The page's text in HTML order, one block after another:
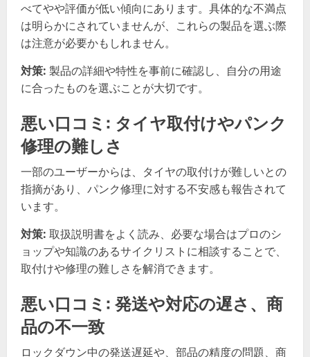
べてやや評価が低い傾向にあります。具体的な不満点
は明らかにされていませんが、これらの製品を選ぶ際
は注意が必要かもしれません。
対策: 製品の詳細や特性を事前に確認し、自分の用途
に合ったものを選ぶことが大切です。
悪い口コミ: タイヤ取付けやパンク
修理の難しさ
一部のユーザーからは、タイヤの取付けが難しいとの
指摘があり、パンク修理に対する不安感も報告されて
います。
対策: 取扱説明書をよく読み、必要な場合はプロのシ
ョップや知識のあるサイクリストに相談することで、
取付けや修理の難しさを解消できます。
悪い口コミ: 発送や対応の遅さ、商
品の不一致
ロックダウン中の発送遅延や、部品の精度の問題、商